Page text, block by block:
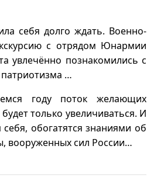
себя долго ждать. Военно-
с отрядом Юнармии
увлечённо познакомились с
…
году поток желающих
только увеличиваться. И
обогатятся знаниями об
вооруженных сил России…